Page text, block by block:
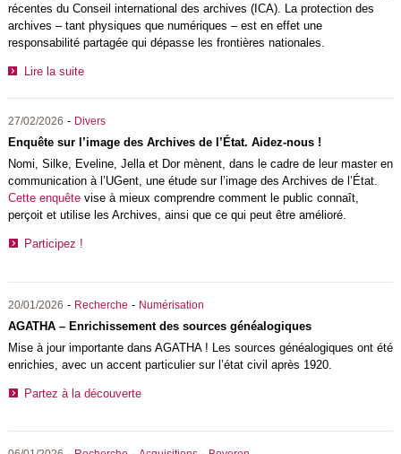
récentes du Conseil international des archives (ICA). La protection des
archives – tant physiques que numériques – est en effet une
responsabilité partagée qui dépasse les frontières nationales.
Lire la suite
27/02/2026 - Divers
Enquête sur l’image des Archives de l’État. Aidez-nous !
Nomi, Silke, Eveline, Jella et Dor mènent, dans le cadre de leur master en
communication à l’UGent, une étude sur l’image des Archives de l’État.
Cette enquêtevise à mieux comprendre comment le public connaît,
perçoit et utilise les Archives, ainsi que ce qui peut être amélioré.
Participez !
20/01/2026 - Recherche - Numérisation
AGATHA – Enrichissement des sources généalogiques
Mise à jour importante dans AGATHA ! Les sources généalogiques ont été
enrichies, avec un accent particulier sur l’état civil après 1920.
Partez à la découverte